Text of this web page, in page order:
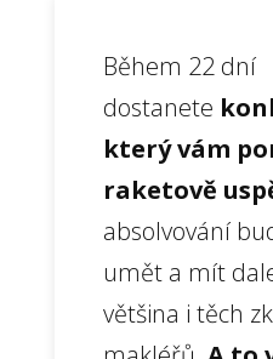
Během 22 dní
dostanete
který vám
raketově
absolvování
umět a mít
většina i těch